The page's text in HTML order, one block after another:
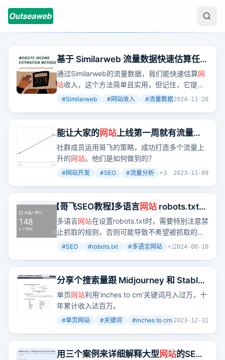
基于 Similarweb 流量数据快速估算任意
网站收入方法分享
通过Similarweb的流量数据，我们能快速估算网
站收入，这个方法简单且实用，但记住，它提供
的只是一个参考值，实际收入可能有所不同。
#Similarweb #网站收入 #流量数据 +2
2024-11-20
能让大家的网站上线第一周就有流量的
付费社群“哥飞的朋友们”优惠进行中，
仅剩79个名额就要涨价了
社群成员运用哥飞的策略，成功打造多个流量上
升的网站。他们是如何做到的？
#网站开发 #SEO #流量分析 +3 2023-11-09
【哥飞SEO教程】多语言网站 robots.txt
设置指南：如何正确阻止不希望被抓取
的页面
多语言网站在设置robots.txt时，需要特别注意禁
止抓取的规则，否则可能导致不希望被抓取的页
面被搜索引擎索引。
#SEO #robots.txt #多语言网站 +22024-08-10
分享个搜索量跟 Midjourney 和 Stable
Diffusion 差不多的关键词，有个单页
网
站用这个关键词赚了100万
单页网站利用'inches to cm'关键词月入过万，十
年累计收入达百万。
#单页网站 #关键词 #inches to cm +3
2023-12-31
用三个案例来详细解释大型网站的SEO